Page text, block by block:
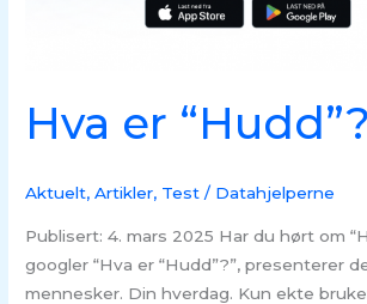
Hva er “Hudd”?
Aktuelt,Artikler, Test / Datahjelperne
Publisert: 4. mars 2025 Har du hørt om
googler “Hva er “Hudd”?”, presenterer
mennesker. Din hverdag. Kun ekte